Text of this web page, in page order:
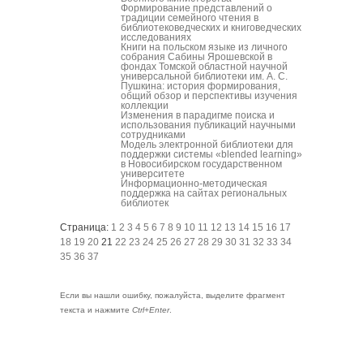
Формирование представлений о
традиции семейного чтения в
библиотековедческих и книговедческих
исследованиях
Книги на польском языке из личного
собрания Сабины Ярошевской в
фондах Томской областной научной
универсальной библиотеки им. А. С.
Пушкина: история формирования,
общий обзор и перспективы изучения
коллекции
Изменения в парадигме поиска и
использования публикаций научными
сотрудниками
Модель электронной библиотеки для
поддержки системы «blended learning»
в Новосибирском государственном
университете
Информационно-методическая
поддержка на сайтах региональных
библиотек
Страница: 1 2 3 4 5 6 7 8 9 10 11 12 13 14 15 16 17
18 19 20 21 22 23 24 25 26 27 28 29 30 31 32 33 34
35 36 37
Если вы нашли ошибку, пожалуйста, выделите фрагмент
текста и нажмите Ctrl+Enter.